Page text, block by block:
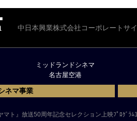
中日本興業株式会社コーポレートサ
ミッドランドシネマ
名古屋空港
ネマ事業
マト』放送50周年記念セレクション上映ﾌﾟﾛｸﾞﾗﾑ